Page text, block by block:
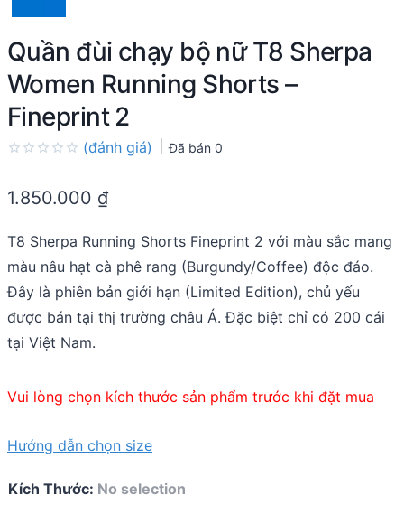
Quần đùi chạy bộ nữ T8 Sherpa
Women Running Shorts –
Fineprint 2
out
(đánh giá) Đã bán 0
1.850.000 ₫
T8 Sherpa Running Shorts Fineprint 2 với màu sắc mang
màu nâu hạt cà phê rang (Burgundy/Coffee) độc đáo.
Đây là phiên bản giới hạn (Limited Edition), chủ yếu
được bán tại thị trường châu Á. Đặc biệt chỉ có 200 cái
tại Việt Nam.
Vui lòng chọn kích thước sản phẩm trước khi đặt mua
Hướng dẫn chọn size
Kích Thước: No selection